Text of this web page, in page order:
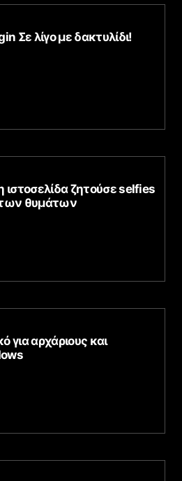
Σε λίγο με δακτυλίδι!
ιστοσελίδα ζητούσε selfies
θυμάτων
για αρχάριους και